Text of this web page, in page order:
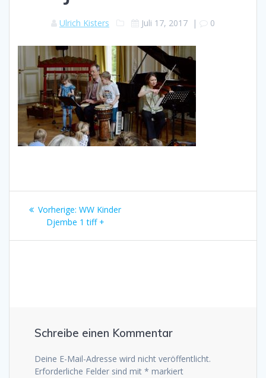
Ulrich Kisters Juli 17, 2017 | 0
Beitragsnavigation
Vorherige: Vorheriger
Beitrag:
WW Kinder
Djembe 1 tiff +
Schreibe einen Kommentar
Deine E-Mail-Adresse wird nicht veröffentlicht.
Erforderliche Felder sind mit * markiert